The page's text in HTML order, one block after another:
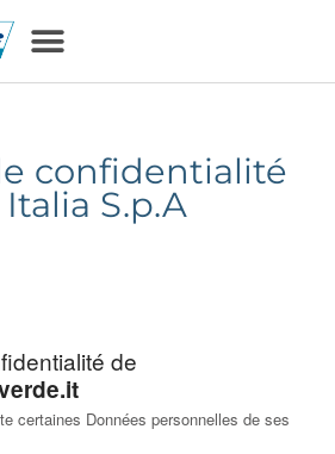
confidentialité
S.p.A
de
certaines Données personnelles de ses